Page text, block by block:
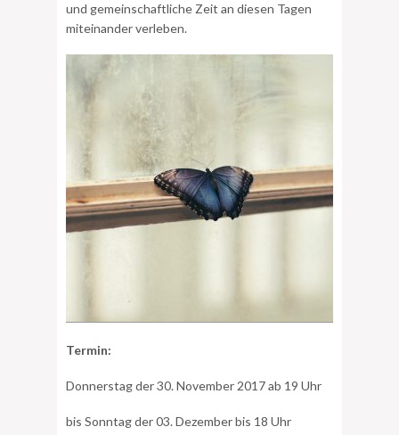
und gemeinschaftliche Zeit an diesen Tagen
miteinander verleben.
Termin:
Donnerstag der 30. November 2017 ab 19 Uhr
bis Sonntag der 03. Dezember bis 18 Uhr